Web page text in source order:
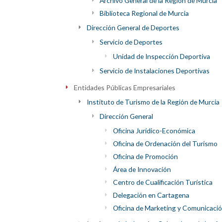
Biblioteca Regional de Murcia
Dirección General de Deportes
Servicio de Deportes
Unidad de Inspección Deportiva
Servicio de Instalaciones Deportivas
Entidades Públicas Empresariales
Instituto de Turismo de la Región de Murcia
Dirección General
Oficina Jurídico-Económica
Oficina de Ordenación del Turismo
Oficina de Promoción
Área de Innovación
Centro de Cualificación Turística
Delegación en Cartagena
Oficina de Marketing y